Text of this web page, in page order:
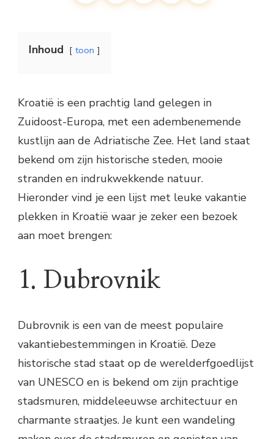
Inhoud toon
Kroatië is een prachtig land gelegen in
Zuidoost-Europa, met een adembenemende
kustlijn aan de Adriatische Zee. Het land staat
bekend om zijn historische steden, mooie
stranden en indrukwekkende natuur.
Hieronder vind je een lijst met leuke vakantie
plekken in Kroatië waar je zeker een bezoek
aan moet brengen:
1. Dubrovnik
Dubrovnik is een van de meest populaire
vakantiebestemmingen in Kroatië. Deze
historische stad staat op de werelderfgoedlijst
van UNESCO en is bekend om zijn prachtige
stadsmuren, middeleeuwse architectuur en
charmante straatjes. Je kunt een wandeling